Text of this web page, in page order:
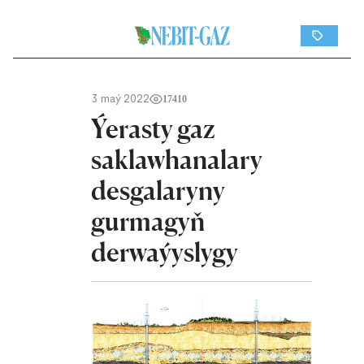
3 maý 2022 17410
Ýerasty gaz
saklawhanalary
desgalaryny
gurmagyň
derwaýyslygy